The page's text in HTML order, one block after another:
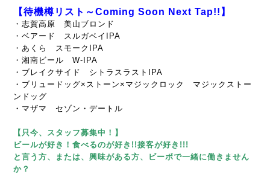
【待機樽リスト～Coming Soon Next Tap!!】
・志賀高原 美山ブロンド
・ベアード スルガベイIPA
・あくら スモークIPA
・湘南ビール W-IPA
・ブレイクサイド シトラスラストIPA
・ブリュードッグ×ストーン×マジックロック マジックストー
ンドッグ
・マザマ セゾン・デートル
【只今、スタッフ募集中！】
ビールが好き！食べるのが好き!!接客が好き!!!
と言う方、または、興味がある方、ビーボで一緒に働きません
か？